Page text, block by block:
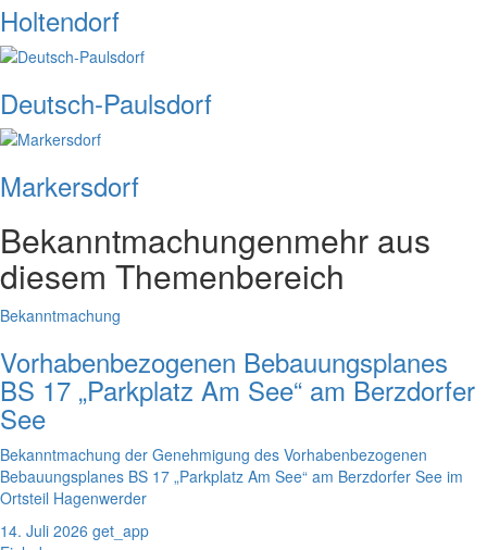
Holtendorf
Deutsch-Paulsdorf
Markersdorf
Bekanntmachungenmehr aus
diesem Themenbereich
Bekanntmachung
Vorhabenbezogenen Bebauungsplanes
BS 17 „Parkplatz Am See“ am Berzdorfer
See
Bekanntmachung der Genehmigung des Vorhabenbezogenen
Bebauungsplanes BS 17 „Parkplatz Am See“ am Berzdorfer See im
Ortsteil Hagenwerder
14. Juli 2026 get_app